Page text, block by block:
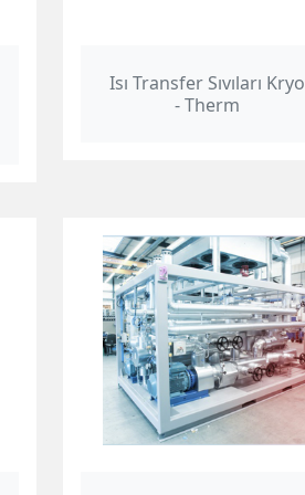
Isı Transfer Sıvıları Kryo
- Therm